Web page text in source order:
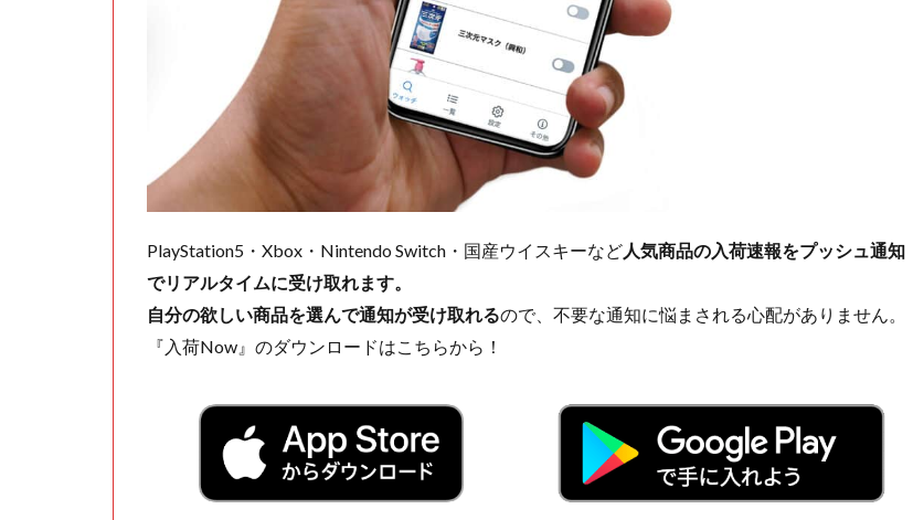
PlayStation5・Xbox・Nintendo Switch・国産ウイスキーなど人気商品の入荷速報をプッシュ通知
でリアルタイムに受け取れます。
自分の欲しい商品を選んで通知が受け取れるので、不要な通知に悩まされる心配がありません。
『入荷Now』のダウンロードはこちらから！